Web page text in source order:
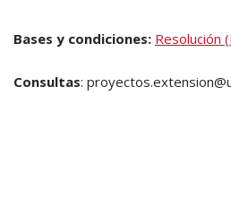
Bases y condiciones: Resolución
Consultas: